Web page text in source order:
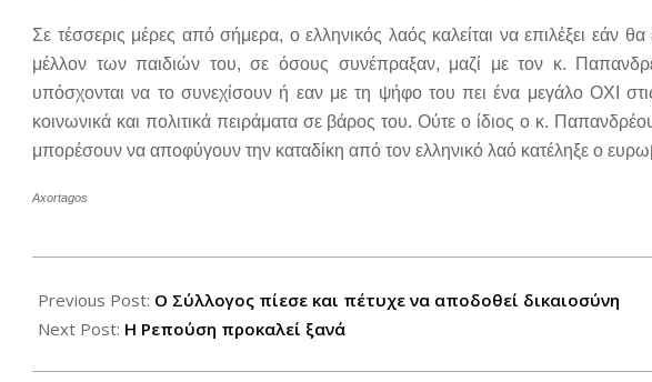
Σε τέσσερις μέρες από σήμερα, ο ελληνικός λαός καλείται να επιλέξει εάν
μέλλον των παιδιών του, σε όσους συνέπραξαν, μαζί με τον κ.
υπόσχονται να το συνεχίσουν ή εαν με τη ψήφο του πει ένα μεγάλο ΟΧΙ
κοινωνικά και πολιτικά πειράματα σε βάρος του. Ούτε ο ίδιος ο κ.
μπορέσουν να αποφύγουν την καταδίκη από τον ελληνικό λαό κατέληξε ο
Axortagos
05-
03
Previous Post: Ο Σύλλογος πίεσε και πέτυχε να αποδοθεί δικαιοσύνη
Next Post: Η Ρεπούση προκαλεί ξανά